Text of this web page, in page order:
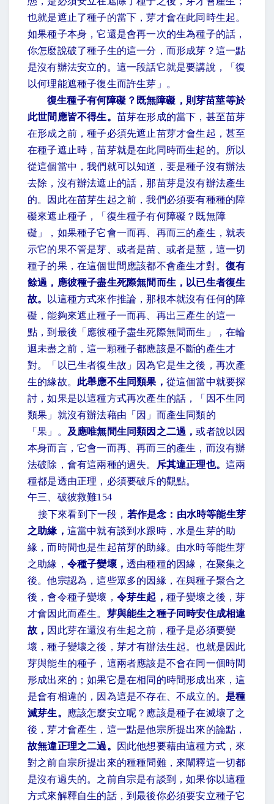
也就是遮止了種子的當下，芽才會在此同時生起。
如果種子本身，它還是會再一次的生為種子的話，
你怎麼說破了種子生的這一分，而形成芽？這一點
是沒有辦法安立的。這一段話它就是要講說，「復
以何理能遮種子復生而許生芽」。
復生種子有何障礙？既無障礙，則芽苗莖等於
此世間應皆不得生。 苗芽在形成的當下，甚至苗芽
在形成之前，種子必須先遮止苗芽才會生起，甚至
在種子遮止時，苗芽就是在此同時而生起的。所以
從這個當中，我們就可以知道，要是種子沒有辦法
去除，沒有辦法遮止的話，那苗芽是沒有辦法產生
的。因此在苗芽生起之前，我們必須要有種種的障
礙來遮止種子，「復生種子有何障礙？既無障
礙」，如果種子它會一而再、再而三的產生，就表
示它的果不管是芽、或者是苗、或者是莖，這一切
種子的果，在這個世間應該都不會產生才對。復有
餘過，應彼種子盡生死際無間而生，以已生者復生
故。
以這種方式來作推論，那根本就沒有任何的障
礙，能夠來遮止種子一而再、再出三產生的這一
點，到最後「應彼種子盡生死際無間而生」，在輪
迴未盡之前，這一顆種子都應該是不斷的產生才
對。「以已生者復生故」因為它是生之後，再次產
生的緣故。 此舉應不生同類果， 從這個當中就要探
討，如果是以這種方式再次產生的話，「因不生同
類果」就沒有辦法藉由「因」而產生同類的
「果」。 及應唯無間生同類因之二過，或者說以因
本身而言，它會一而再、再而三的產生，而沒有辦
法破除，會有這兩種的過失。
斥其違正理也。這兩
種都是透由正理，必須要破斥的觀點。
午三、破彼救難154
接下來看到下一段， 若作是念：由水時等能生芽
之助緣， 這當中就有談到水跟時，水是生芽的助
緣，而時間也是生起苗芽的助緣。由水時等能生芽
之助緣， 令種子變壞，透由種種的因緣，在聚集之
後。他宗認為，這些眾多的因緣，在與種子聚合之
後，會令種子變壞， 令芽生起， 種子變壞之後，芽
才會因此而產生。 芽與能生之種子同時安住成相違
故， 因此芽在還沒有生起之前，種子是必須要變
壞，種子變壞之後，芽才有辦法生起。也就是因此
芽與能生的種子，這兩者應該是不會在同一個時間
形成出來的；如果它是在相同的時間形成出來，這
是會有相違的，因為這是不存在、不成立的。是種
滅芽生。
應該怎麼安立呢？應該是種子在滅壞了之
後，芽才會產生，這一點是他宗所提出來的論點，
故無違正理之二過。
因此他想要藉由這種方式，來
對之前自宗所提出來的種種問難，來闡釋這一切都
是沒有過失的。之前自宗是有談到，如果你以這種
方式來解釋自生的話，到最後你必須要安立種子它